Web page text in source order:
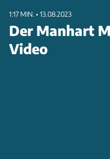
1:17 MIN. • 13.08.2023
Der Manhart
Video